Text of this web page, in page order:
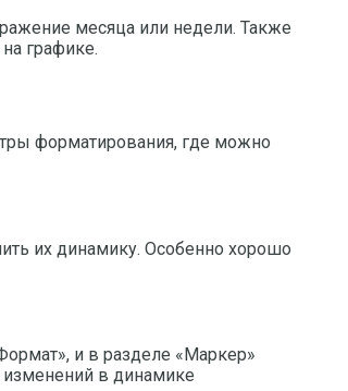
месяца или недели. Также
графике.
форматирования, где можно
их динамику. Особенно хорошо
и в разделе «Маркер»
изменений в динамике